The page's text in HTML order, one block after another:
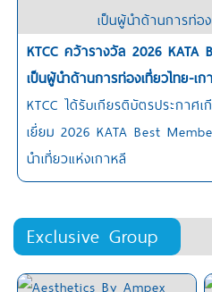
KTCC คว้ารางวัล 2026
เป็นผู้นำด้านการท่องเที่ยวไทย-เก
KTCC ได้รับเกียรติบัตรประกา
เยี่ยม 2026 KATA Best
นำเที่ยวแห่งเกาหลี
Exclusive Group